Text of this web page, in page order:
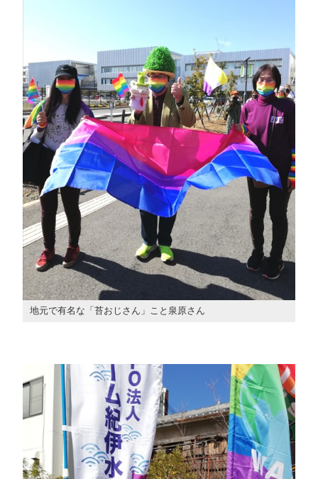
地元で有名な「苔おじさん」こと泉原さん